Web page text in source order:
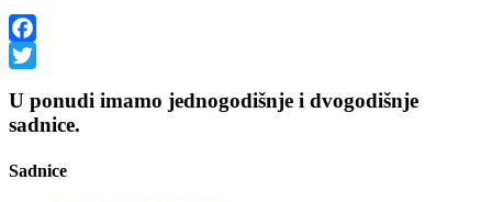
Facebook
U ponudi imamo jednogodišnje i dvogodišnje
sadnice.
Sadnice